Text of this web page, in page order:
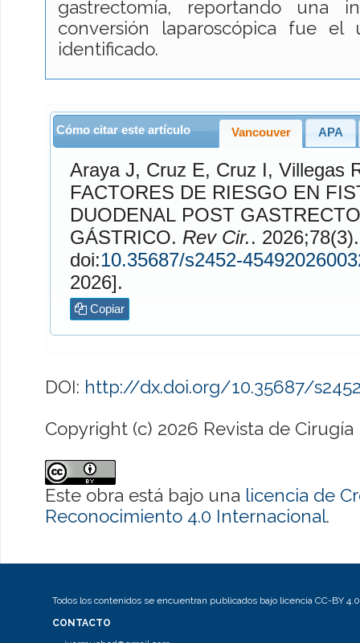
gastrectomía, reportando una
conversión laparoscópica fue
identificado.
Cómo citar este artículo Vancouver APA
ArayaJ, Cruz E, Cruz I, Villegas
FACTORES DE RIESGO EN FISTULA DEL MUÑON
DUODENAL POST
GÁSTRICO. Rev Cir.. 2026;78(3). Disponible
doi:10.35687/s2452-
2026].
Copiar
DOI: http://dx.doi.org/10.35687/
Copyright (c) 2026 Revista de Cirugía
Este obra está bajo una licencia de
Reconocimiento 4.0 Internacional.
Todos los contenidos se encuentran publicados bajo licencia CC-BY 4.0
CONTACTO